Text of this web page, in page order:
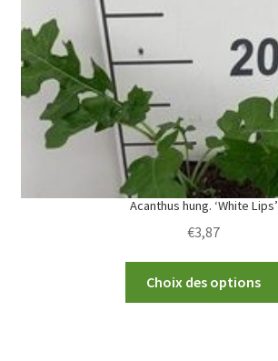
Acanthus hung. ‘White Lips’
€3,87
Choix des options